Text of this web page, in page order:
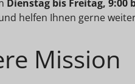
Dienstag bis Freitag, 9:00
helfen Ihnen gerne
Mission